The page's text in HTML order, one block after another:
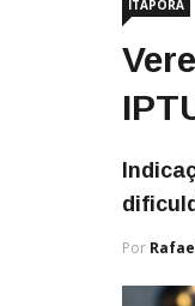
ITAPORÃ
Por